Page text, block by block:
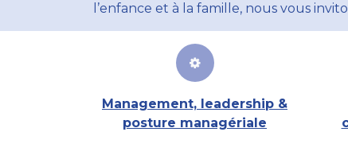
l’enfance et à la famille, nous vous
Management, leadership &
posture managériale